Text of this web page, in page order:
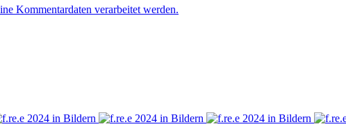
Kommentardaten verarbeitet werden.